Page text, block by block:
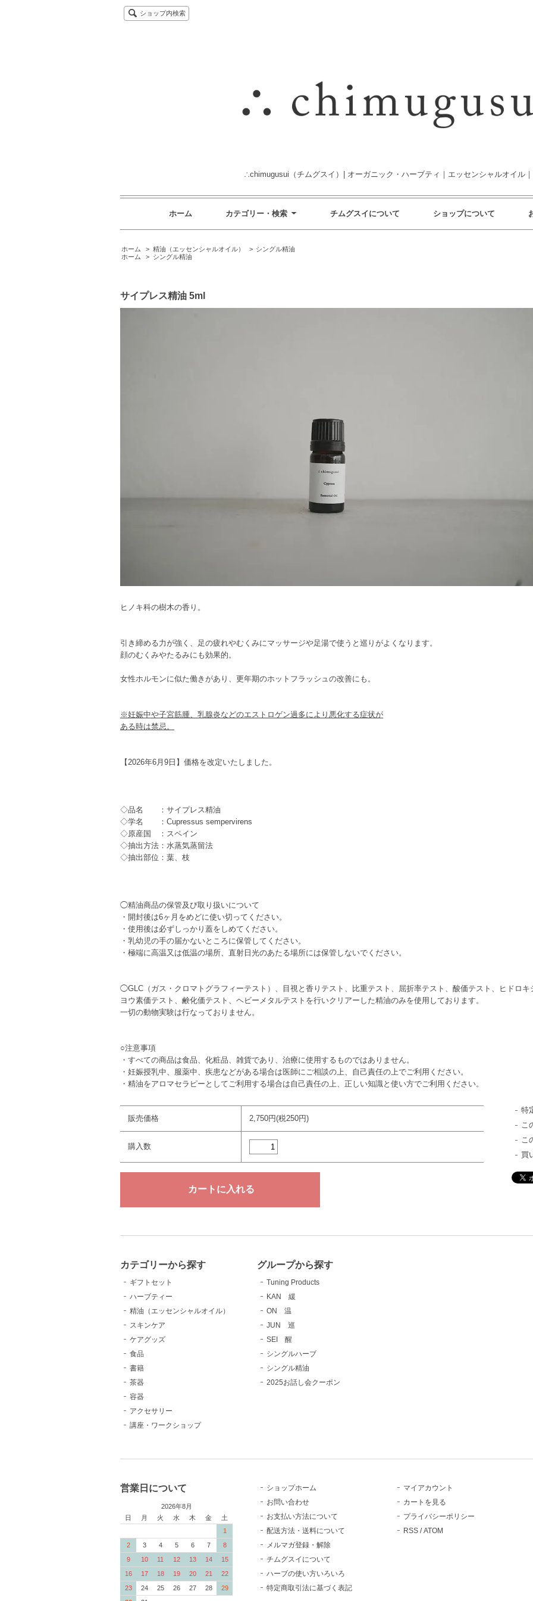
ショップ内検索
∴chimugusui（チムグスイ）| オーガニック・ハーブティ｜エッセンシャルオイル
ホーム カテゴリー・検索 チムグスイについて ショップについて
ホーム > 精油（エッセンシャルオイル） > シングル精油
ホーム
> シングル精油
サイプレス精油 5ml
ヒノキ科の樹木の香り。
引き締める力が強く、足の疲れやむくみにマッサージや足湯で使うと巡りがよくなります。
顔のむくみやたるみにも効果的。
女性ホルモンに似た働きがあり、更年期のホットフラッシュの改善にも。
※妊娠中や子宮筋腫、乳腺炎などのエストロゲン過多により悪化する症状が
ある時は禁忌。
【2026年6月9日】価格を改定いたしました。
◇品名 ：サイプレス精油
◇学名 ：Cupressus sempervirens
◇原産国 ：スペイン
◇抽出方法：水蒸気蒸留法
◇抽出部位：葉、枝
◯精油商品の保管及び取り扱いについて
・開封後は6ヶ月をめどに使い切ってください。
・使用後は必ずしっかり蓋をしめてください。
・乳幼児の手の届かないところに保管してください。
・極端に高温又は低温の場所、直射日光のあたる場所には保管しないでください。
◯GLC（ガス・クロマトグラフィーテスト）、目視と香りテスト、比重テスト、屈折率テスト、酸価テスト、ヒドロキ
ヨウ素価テスト、鹸化価テスト、ヘビーメタルテストを行いクリアーした精油のみを使用しております。
一切の動物実験は行なっておりません。
○注意事項
・すべての商品は食品、化粧品、雑貨であり、治療に使用するものではありません。
・妊娠授乳中、服薬中、疾患などがある場合は医師にご相談の上、自己責任の上でご利用ください。
・精油をアロマセラピーとしてご利用する場合は自己責任の上、正しい知識と使い方でご利用ください。
販売価格 2,750円(税250円)
購入数
特
こ
こ
買
カテゴリーから探す
ギフトセット
ハーブティー
精油（エッセンシャルオイル）
スキンケア
ケアグッズ
食品
書籍
茶器
容器
アクセサリー
講座・ワークショップ
グループから探す
Tuning Products
KAN 緩
ON 温
JUN 巡
SEI 醒
シングルハーブ
シングル精油
2025お話し会クーポン
営業日について
2026年8月
日
月 火 水 木 金
土
1
2
3 4 5 6 7
8
9
10 11 12 13 14
15
16
17 18 19 20 21
22
23
24 25 26 27 28
29
ショップホーム
お問い合わせ
お支払い方法について
配送方法・送料について
メルマガ登録・解除
チムグスイについて
ハーブの使い方いろいろ
特定商取引法に基づく表記
マイアカウント
カートを見る
プライバシーポリシー
RSS /ATOM